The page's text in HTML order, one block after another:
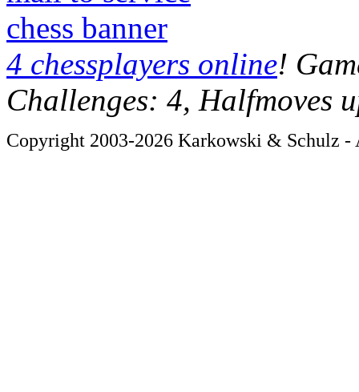
chess banner
4 chessplayers online!
Challenges: 4, Halfmoves
Copyright 2003-2026 Karkowski & Schulz